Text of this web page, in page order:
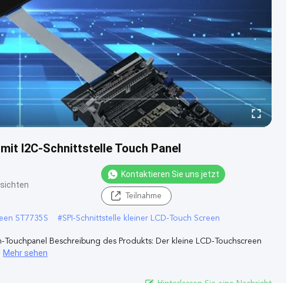
I2C-Schnittstelle Touch Panel
Kontaktieren Sie uns jetzt
Teilnahme
ST7735S #SPI-Schnittstelle kleiner LCD-Touch Screen
Touchpanel Beschreibung des Produkts: Der kleine LCD-Touchscreen
Mehr sehen